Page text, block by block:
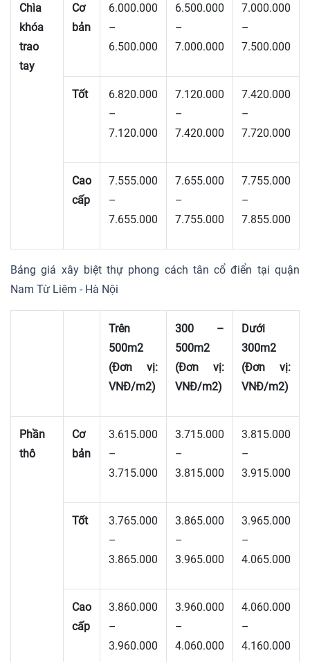
Chìa
khóa
trao
tay
Cơ
bản
6.000.000
–
6.500.000
6.500.000
–
7.000.000
7.000.000
–
7.500.000
Tốt
6.820.000
–
7.120.000
7.120.000
–
7.420.000
7.420.000
–
7.720.000
Cao
cấp
7.555.000
–
7.655.000
7.655.000
–
7.755.000
7.755.000
–
7.855.000
Bảng giá xây biệt thự phong cách tân cổ điển tại quận
Nam Từ Liêm - Hà Nội
Trên
500m2
(Đơn vị:
VNĐ/m2)
300 –
500m2
(Đơn vị:
VNĐ/m2)
Dưới
300m2
(Đơn vị:
VNĐ/m2)
Phần
thô
Cơ
bản
3.615.000
–
3.715.000
3.715.000
–
3.815.000
3.815.000
–
3.915.000
Tốt
3.765.000
–
3.865.000
3.865.000
–
3.965.000
3.965.000
–
4.065.000
Cao
cấp
3.860.000
–
3.960.000
3.960.000
–
4.060.000
4.060.000
–
4.160.000